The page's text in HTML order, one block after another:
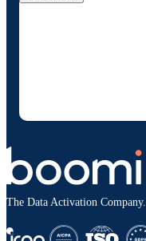
The Data Activation Company.